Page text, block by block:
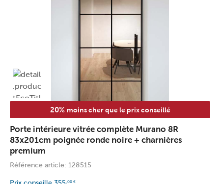
20% moins cher que le prix conseillé
Porte intérieure vitrée complète Murano 8R
83x201cm poignée ronde noire + charnières
premium
Référence article: 128515
,00 €